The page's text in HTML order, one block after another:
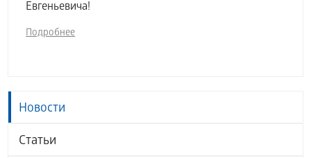
Новости
Статьи
Евгеньевича!
Подробнее